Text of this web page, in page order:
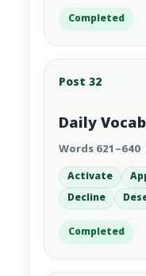
Completed
Post 32
Daily
Words 621–640
Activate
Decline
Completed